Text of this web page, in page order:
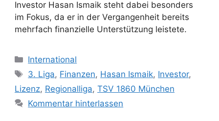
Investor Hasan Ismaik steht dabei besonders
im Fokus, da er in der Vergangenheit bereits
mehrfach finanzielle Unterstützung leistete.
Kategorien
International
Schlagwörter
3. Liga, Finanzen, Hasan Ismaik, Investor,
Lizenz, Regionalliga, TSV 1860 München
Kommentar hinterlassen